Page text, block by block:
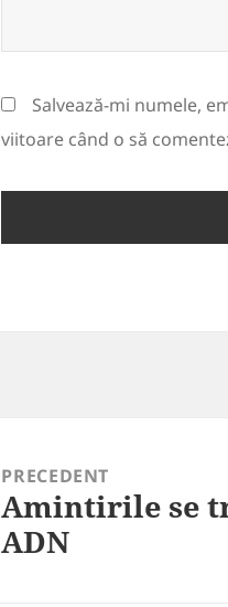
Salvează-mi numele,
viitoare când o să
PRECEDENT
Articolul
anterior:
Amintirile se
ADN